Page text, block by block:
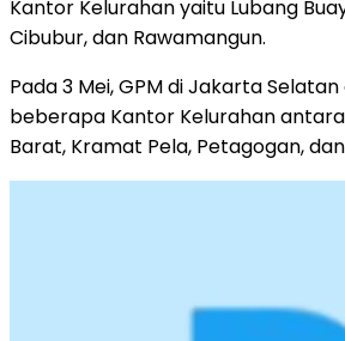
Kantor Kelurahan yaitu Lubang
Cibubur, dan Rawamangun.
Pada 3 Mei, GPM di Jakarta
beberapa Kantor Kelurahan
Barat, Kramat Pela, Petagogan,